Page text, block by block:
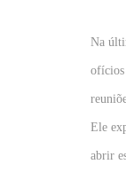
Na
ofícios
Ele
abrir